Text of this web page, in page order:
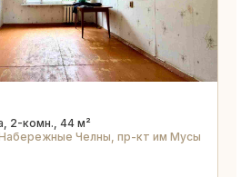
2-комн., 44 м²
Набережные Челны, пр-кт им Мусы